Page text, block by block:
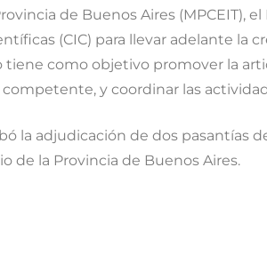
de Buenos Aires (MPCEIT),
(CIC) para llevar adelante la
tiene como objetivo promover la
y coordinar las
la adjudicación de dos pasantías
de la Provincia de Buenos Aires.